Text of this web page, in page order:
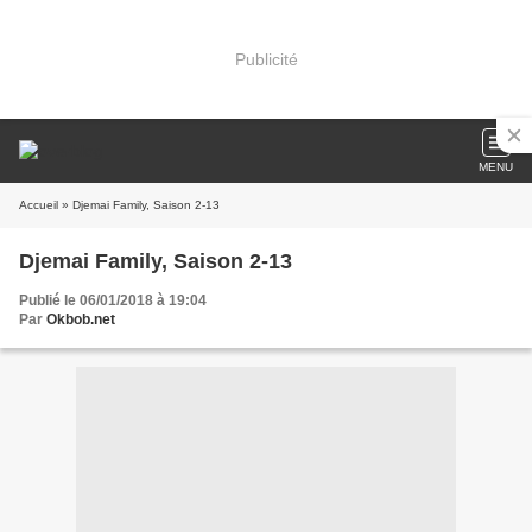
Publicité
MENU
Accueil » Djemai Family, Saison 2-13
Djemai Family, Saison 2-13
Publié le 06/01/2018 à 19:04
Par Okbob.net